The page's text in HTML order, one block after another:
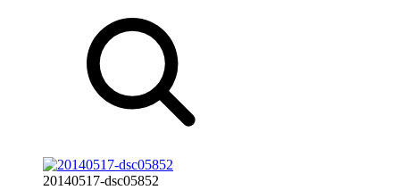
20140517-dsc05852